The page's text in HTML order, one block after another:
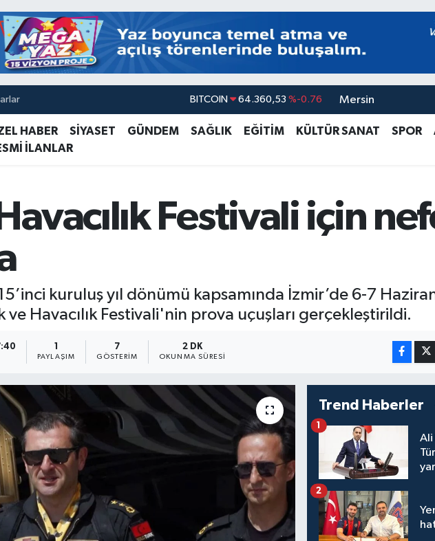
DOLAR 47,7069 %0.17
EURO 55,0265 %0.01
BİST100 13.887 %64
BITCOIN 64.360,53 %-0.76
Mersin
HABER SİYASET GÜNDEM SAĞLIK EĞİTİM KÜLTÜR SANAT SPOR
İLANLAR
Festivali için
kuruluş yıl dönümü kapsamında İzmir’de 6-7
Havacılık Festivali'nin prova uçuşları gerçekleştirildi.
PAYLAŞIM
7
GÖSTERIM
2 DK
OKUNMA SÜRESI
Trend Haberler
Ali
1
2